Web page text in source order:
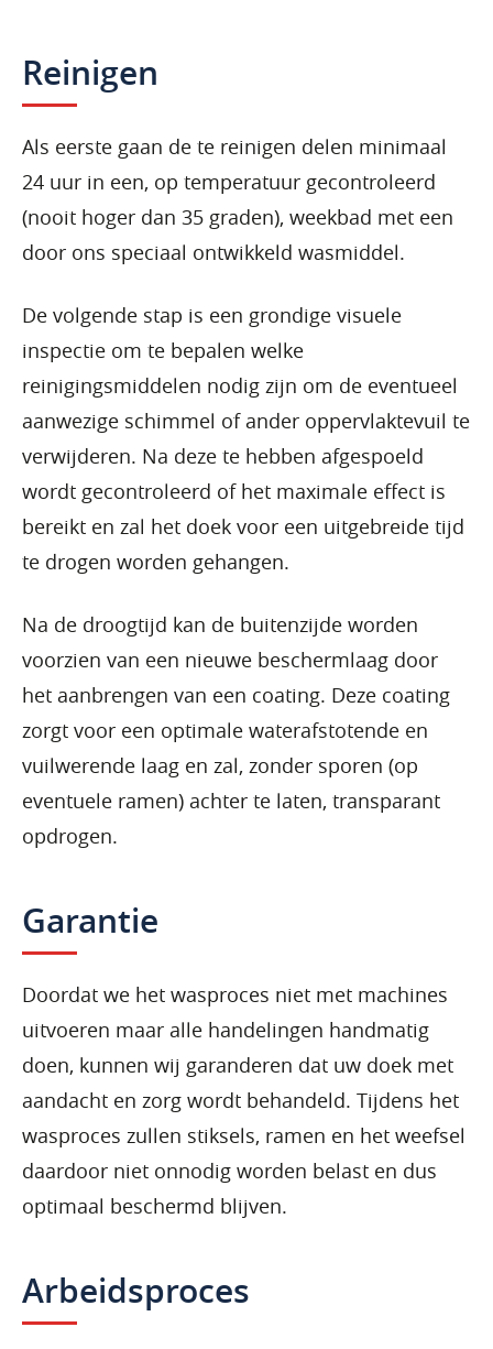
Reinigen
Als eerste gaan de te reinigen delen minimaal
24 uur in een, op temperatuur gecontroleerd
(nooit hoger dan 35 graden), weekbad met een
door ons speciaal ontwikkeld wasmiddel.
De volgende stap is een grondige visuele
inspectie om te bepalen welke
reinigingsmiddelen nodig zijn om de eventueel
aanwezige schimmel of ander oppervlaktevuil te
verwijderen. Na deze te hebben afgespoeld
wordt gecontroleerd of het maximale effect is
bereikt en zal het doek voor een uitgebreide tijd
te drogen worden gehangen.
Na de droogtijd kan de buitenzijde worden
voorzien van een nieuwe beschermlaag door
het aanbrengen van een coating. Deze coating
zorgt voor een optimale waterafstotende en
vuilwerende laag en zal, zonder sporen (op
eventuele ramen) achter te laten, transparant
opdrogen.
Garantie
Doordat we het wasproces niet met machines
uitvoeren maar alle handelingen handmatig
doen, kunnen wij garanderen dat uw doek met
aandacht en zorg wordt behandeld. Tijdens het
wasproces zullen stiksels, ramen en het weefsel
daardoor niet onnodig worden belast en dus
optimaal beschermd blijven.
Arbeidsproces